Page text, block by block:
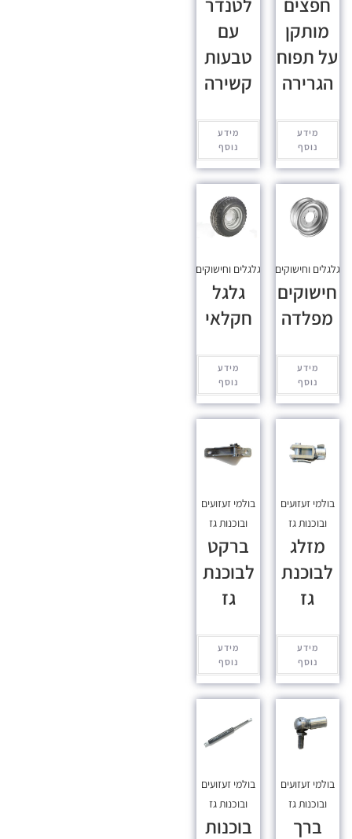
מותקן
על תפוח
הגרירה
מידע
נוסף
עם
טבעות
קשירה
מידע
נוסף
גלגלים וחישוקים
חישוקים
מפלדה
מידע
נוסף
גלגלים וחישוקים
גלגל
חקלאי
מידע
נוסף
בולמי זעזועים
ובוכנות גז
מזלג
לבוכנת
גז
מידע
נוסף
בולמי זעזועים
ובוכנות גז
ברקט
לבוכנת
גז
מידע
נוסף
בולמי זעזועים
ובוכנות גז
ברך
בולמי זעזועים
ובוכנות גז
בוכנות